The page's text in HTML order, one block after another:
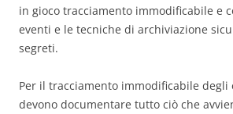
in gioco tracciamento immodificabile e
eventi e le tecniche di archiviazione
segreti.
Per il tracciamento immodificabile degli
devono documentare tutto ciò che